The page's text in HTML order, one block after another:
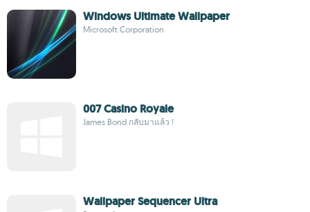
Windows Ultimate Wallpaper
Microsoft Corporation
007 Casino Royale
James Bond กลับมาแล้ว !
Wallpaper Sequencer Ultra